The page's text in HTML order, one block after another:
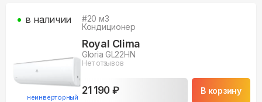
неинверторный
#20 м3
Кондиционер
Royal Clima
Gloria GL22HN
Нет отзывов
21 190 ₽ В корзину
в наличии